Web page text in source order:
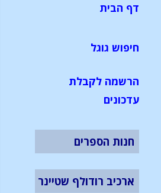
דף הבית
חיפוש גוגל
הרשמה לקבלת
עדכונים
חנות הספרים
ארכיב רודולף שטיינר